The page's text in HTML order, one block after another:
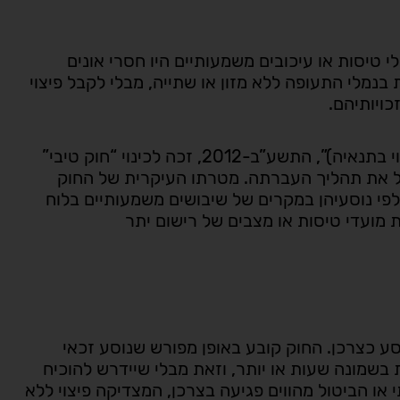
טיסות או עיכובים משמעותיים היו חסרי אונים
התעופה ללא מזון או שתייה, מבלי לקבל פיצוי
“חוק שירותי תעופה (פיצוי וסיוע בשל ביטול טיסה או שינוי בתנאיה)”, התשע”ב-2012, זכה לכינוי “חוק טיבי”
את תהליך העברתה. מטרתו העיקרית של החוק
נוסעיהן במקרים של שיבושים משמעותיים בלוח
מועדי טיסות או מצבים של רישום יתר
כצרכן. החוק קובע באופן מפורש שנוסע זכאי
שעות או יותר, וזאת מבלי שיידרש להוכיח
הביטול מהווים פגיעה בצרכן, המצדיקה פיצוי ללא